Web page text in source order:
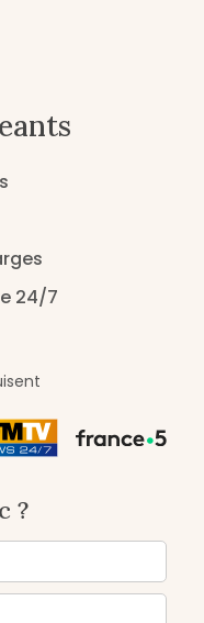
24/7
?